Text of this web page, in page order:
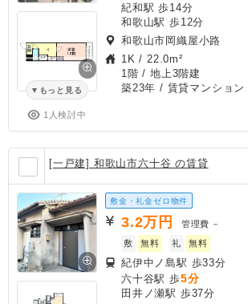
もっと見る
1人検討中
紀和駅 歩14分
和歌山駅 歩12分
和歌山市岡織屋小路
1K / 22.0m²
1階 / 地上3階建
築23年 / 賃貸マンション
[一戸建] 和歌山市六十谷 の賃貸
敷金・礼金ゼロ物件
3.2万円 管理費 －
敷
無料 礼 無料
紀伊中ノ島駅 歩33分
六十谷駅 歩5分
田井ノ瀬駅 歩37分